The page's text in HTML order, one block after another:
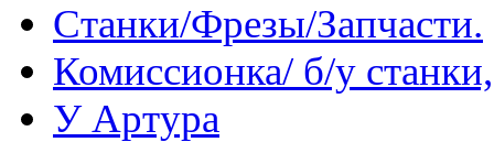
Станки/Фрезы/Запчасти.
Комиссионка/ б/у
У Артура